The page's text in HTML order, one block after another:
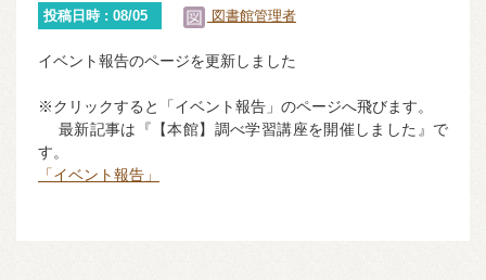
投稿日時 : 08/05 図書館管理者
イベント報告のページを更新しました
※クリックすると「イベント報告」のページへ飛びます。
最新記事は『【本館】調べ学習講座を開催しました』で
す。
「イベント報告」